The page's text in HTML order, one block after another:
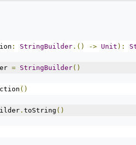
: StringBuilder .() -> Unit ):
= StringBuilder()
()
. toString ()